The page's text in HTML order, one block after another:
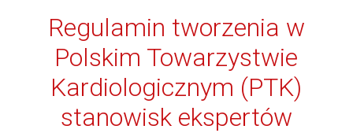
Regulamin tworzenia w
Polskim Towarzystwie
Kardiologicznym (PTK)
stanowisk ekspertów